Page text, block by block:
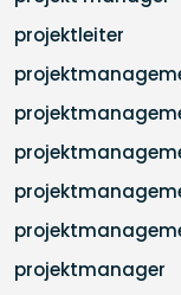
projektleiter
projektmanager